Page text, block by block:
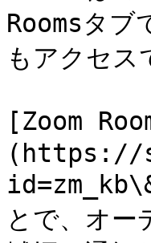
Roomsタブ
もアクセス
[Zoom
(https://
とで、オー